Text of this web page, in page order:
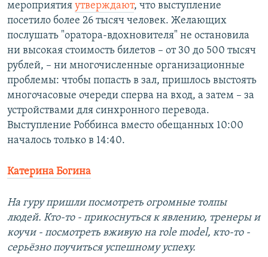
мероприятия утверждают, что выступление
посетило более 26 тысяч человек. Желающих
послушать "оратора-вдохновителя" не остановила
ни высокая стоимость билетов – от 30 до 500 тысяч
рублей, – ни многочисленные организационные
проблемы: чтобы попасть в зал, пришлось выстоять
многочасовые очереди сперва на вход, а затем – за
устройствами для синхронного перевода.
Выступление Роббинса вместо обещанных 10:00
началось только в 14:40.
Катерина Богина
На гуру пришли посмотреть огромные толпы
людей. Кто-то - прикоснуться к явлению, тренеры и
коучи - посмотреть вживую на role model, кто-то -
серьёзно поучиться успешному успеху.